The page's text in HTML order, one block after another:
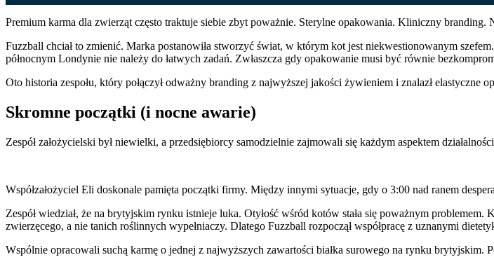
Premium karma dla zwierząt często traktuje siebie zbyt poważnie. Sterylne opakowania. Kliniczny branding.
Fuzzball chciał to zmienić. Marka postanowiła stworzyć świat, w którym kot jest niekwestionowanym
północnym Londynie nie należy do łatwych zadań. Zwłaszcza gdy opakowanie musi być równie
Oto historia zespołu, który połączył odważny branding z najwyższej jakości żywieniem i znalazł elastyczne
Skromne początki (i nocne awarie)
Zespół założycielski był niewielki, a przedsiębiorcy samodzielnie zajmowali się każdym aspektem
Współzałożyciel Eli doskonale pamięta początki firmy. Między innymi sytuacje, gdy o 3:00 nad ranem
Zespół wiedział, że na brytyjskim rynku istnieje luka. Otyłość wśród kotów stała się poważnym
zwierzęcego, a nie tanich roślinnych wypełniaczy. Dlatego Fuzzball rozpoczął współpracę z uznanymi
Wspólnie opracowali suchą karmę o jednej z najwyższych zawartości białka surowego na rynku brytyjskim.